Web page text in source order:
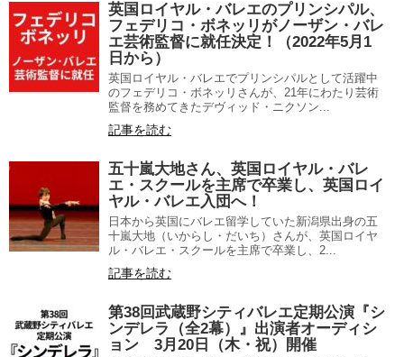
英国ロイヤル・バレエのプリンシパル、
フェデリコ・ボネッリがノーザン・バレ
エ芸術監督に就任決定！（2022年5月1
日から）
英国ロイヤル・バレエでプリンシパルとして活躍中
のフェデリコ・ボネッリさんが、21年にわたり芸術
監督を務めてきたデヴィッド・ニクソン...
記事を読む
五十嵐大地さん、英国ロイヤル・バレ
エ・スクールを主席で卒業し、英国ロイ
ヤル・バレエ入団へ！
日本から英国にバレエ留学していた新潟県出身の五
十嵐大地（いからし・だいち）さんが、英国ロイヤ
ル・バレエ・スクールを主席で卒業し、2...
記事を読む
第38回武蔵野シティバレエ定期公演『シ
ンデレラ（全2幕）』出演者オーディシ
ョン 3月20日（木・祝）開催